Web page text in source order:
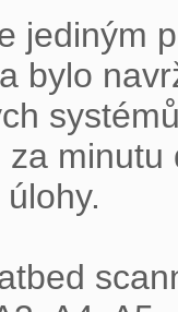
jediným
bylo